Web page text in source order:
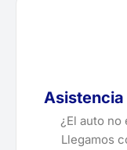
¿El auto no
Llegamos